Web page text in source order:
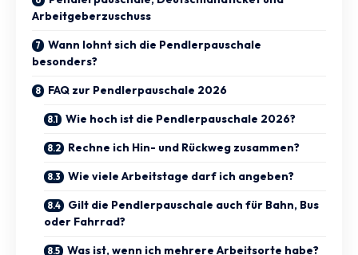
Arbeitgeberzuschuss
Wann lohnt sich die Pendlerpauschale
besonders?
FAQ zur Pendlerpauschale 2026
Wie hoch ist die Pendlerpauschale 2026?
Rechne ich Hin- und Rückweg zusammen?
Wie viele Arbeitstage darf ich angeben?
Gilt die Pendlerpauschale auch für Bahn, Bus
oder Fahrrad?
Was ist, wenn ich mehrere Arbeitsorte habe?